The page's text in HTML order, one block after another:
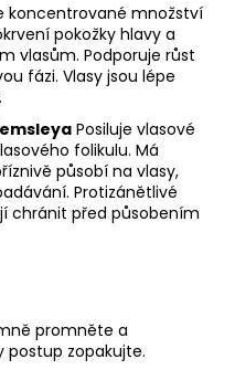
koncentrované množství
pokožky hlavy a
vlasům. Podporuje růst
fázi. Vlasy jsou lépe
Posiluje vlasové
folikulu. Má
působí na vlasy,
Protizánětlivé
chránit před působením
promněte a
postup zopakujte.